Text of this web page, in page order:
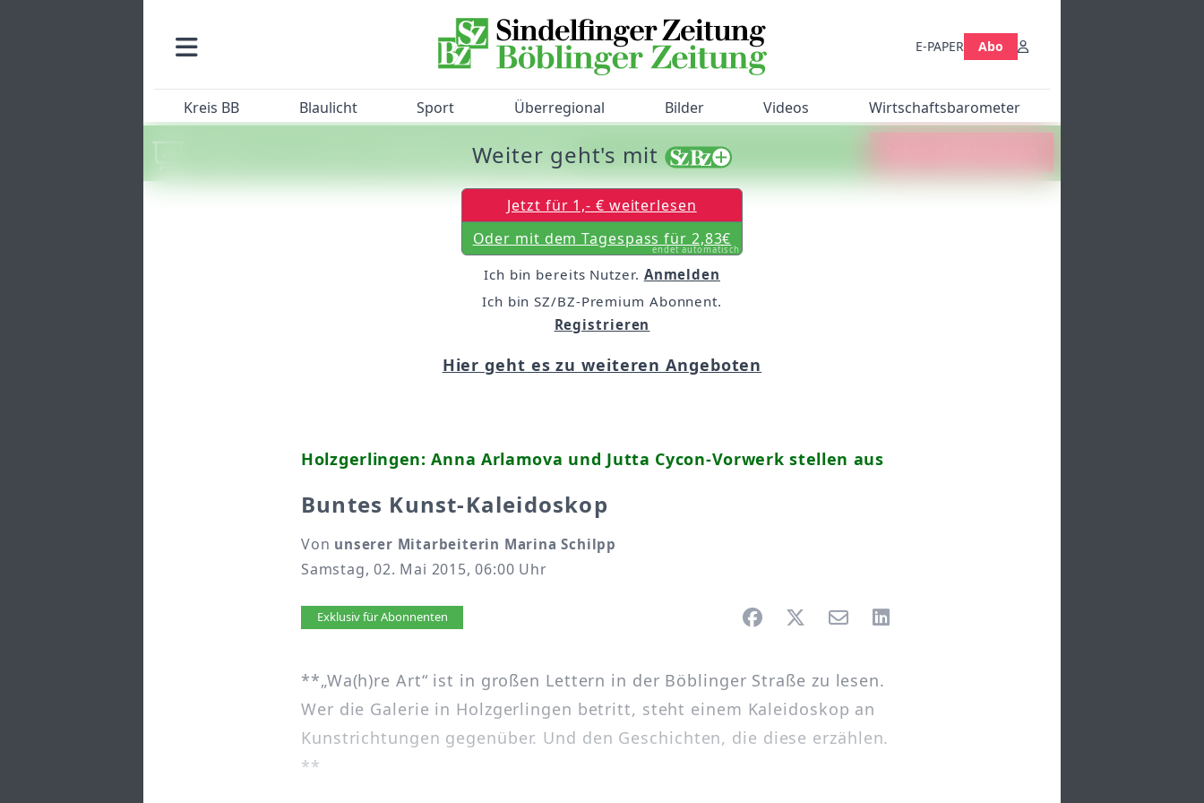
E-PAPER Abo
Kreis BB Blaulicht Sport Überregional Bilder Videos Wirtschaftsbarometer
Machen Sie mit beim SZ/BZ-Bürgerbarometer!
Holzgerlingen: Anna Arlamova und Jutta Cycon-Vorwerk stellen aus
Buntes Kunst-Kaleidoskop
Von unserer Mitarbeiterin Marina Schilpp
Samstag, 02. Mai 2015, 06:00 Uhr
Artikel vorlesen
Exklusiv für Abonnenten
**„Wa(h)re Art“ ist in großen Lettern in der Böblinger Straße zu lesen.
Wer die Galerie in Holzgerlingen betritt, steht einem Kaleidoskop an
Kunstrichtungen gegenüber. Und den Geschichten, die diese erzählen.
**
Weiter geht's mit
Jetzt für 1,- € weiterlesen
Oder mit dem Tagespass für 2,83€
endet automatisch
Ich bin bereits Nutzer. Anmelden
Ich bin SZ/BZ-Premium Abonnent.
Registrieren
Hier geht es zu weiteren Angeboten